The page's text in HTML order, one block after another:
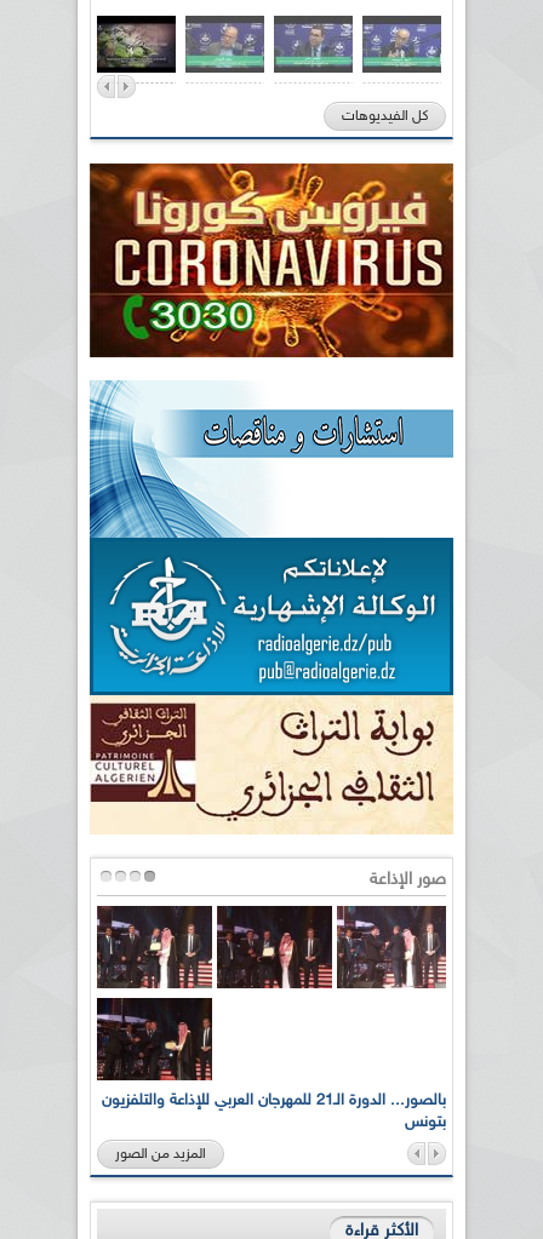
كل الفيديوهات
صور الإذاعة
بالصور... الدورة الـ21 للمهرجان العربي للإذاعة والتلفزيون
بتونس
المزيد من الصور
الأكثر قراءة